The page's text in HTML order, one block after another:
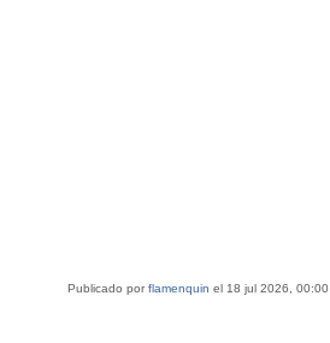
Publicado porflamenquin el 18 jul 2026, 00:00